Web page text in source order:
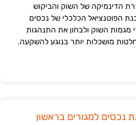
הדינמיקה של השוק והביקוש
הפוטנציאל הכלכלי של נכסים
מגמות השוק ולבחון את התנהגות
מושכלות יותר בנוגע להשקעה.
נכסים למגורים בראשון